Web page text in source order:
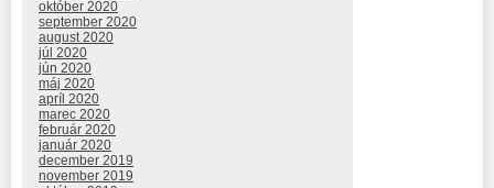
október 2020
september 2020
august 2020
júl 2020
jún 2020
máj 2020
apríl 2020
marec 2020
február 2020
január 2020
december 2019
november 2019